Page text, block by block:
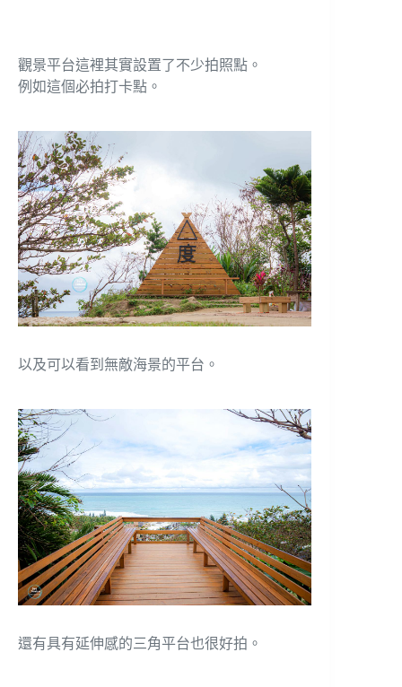
觀景平台這裡其實設置了不少拍照點。
例如這個必拍打卡點。
以及可以看到無敵海景的平台。
還有具有延伸感的三角平台也很好拍。